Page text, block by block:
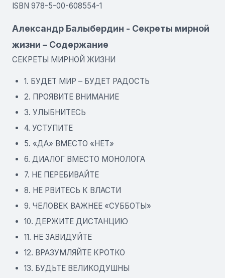
ISBN 978-5-00-608554-1
Александр Балыбердин - Секреты мирной
жизни – Содержание
СЕКРЕТЫ МИРНОЙ ЖИЗНИ
1. БУДЕТ МИР – БУДЕТ РАДОСТЬ
2. ПРОЯВИТЕ ВНИМАНИЕ
3. УЛЫБНИТЕСЬ
4. УСТУПИТЕ
5. «ДА» ВМЕСТО «НЕТ»
6. ДИАЛОГ ВМЕСТО МОНОЛОГА
7. НЕ ПЕРЕБИВАЙТЕ
8. НЕ РВИТЕСЬ К ВЛАСТИ
9. ЧЕЛОВЕК ВАЖНЕЕ «СУББОТЫ»
10. ДЕРЖИТЕ ДИСТАНЦИЮ
11. НЕ ЗАВИДУЙТЕ
12. ВРАЗУМЛЯЙТЕ КРОТКО
13. БУДЬТЕ ВЕЛИКОДУШНЫ